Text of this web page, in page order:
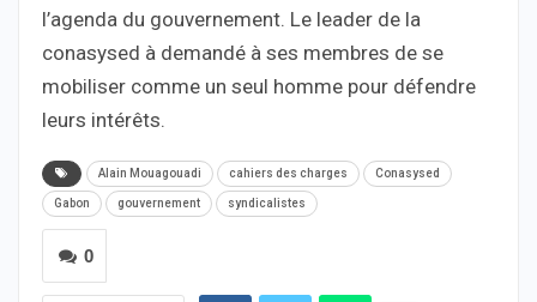
l’agenda du gouvernement. Le leader de la
conasysed à demandé à ses membres de se
mobiliser comme un seul homme pour défendre
leurs intérêts.
Alain Mouagouadi cahiers des charges Conasysed
Gabon gouvernement syndicalistes
0